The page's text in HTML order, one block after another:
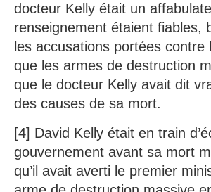
docteur Kelly était un
renseignement étaient fiables,
les accusations portées contre
que les armes de destruction
que le docteur Kelly avait dit
des causes de sa mort.
[4] David Kelly était en train
gouvernement avant sa mort
qu’il avait averti le premier